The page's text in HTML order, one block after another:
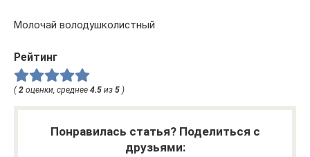
Молочай володушколистный
Рейтинг
(2 оценки, среднее 4.5 из 5 )
Понравилась статья? Поделиться с
друзьями: